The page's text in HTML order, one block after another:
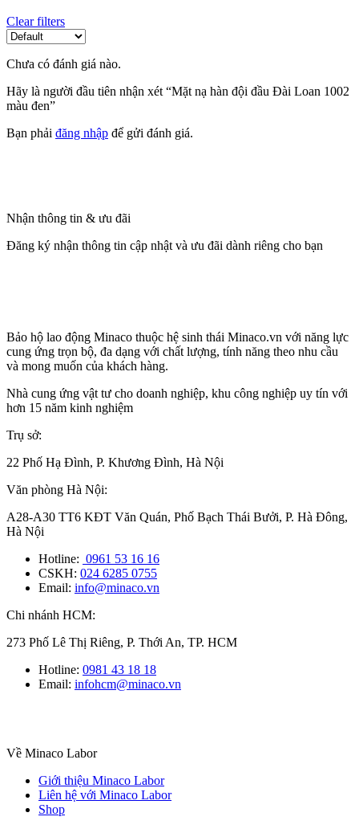
Clear filters
Chưa có đánh giá nào.
Hãy là người đầu tiên nhận xét “Mặt nạ hàn đội đầu Đài Loan 1002
màu đen”
Bạn phải đăng nhập để gửi đánh giá.
Nhận thông tin & ưu đãi
Đăng ký nhận thông tin cập nhật và ưu đãi dành riêng cho bạn
Bảo hộ lao động Minaco thuộc hệ sinh thái Minaco.vn với năng lực
cung ứng trọn bộ, đa dạng với chất lượng, tính năng theo nhu cầu
và mong muốn của khách hàng.
Nhà cung ứng vật tư cho doanh nghiệp, khu công nghiệp uy tín với
hơn 15 năm kinh nghiệm
Trụ sở:
22 Phố Hạ Đình, P. Khương Đình, Hà Nội
Văn phòng Hà Nội:
A28-A30 TT6 KĐT Văn Quán, Phố Bạch Thái Bưởi, P. Hà Đông,
Hà Nội
Hotline: 0961 53 16 16
CSKH: 024 6285 0755
Email: info@minaco.vn
Chi nhánh HCM:
273 Phố Lê Thị Riêng, P. Thới An, TP. HCM
Hotline: 0981 43 18 18
Email: infohcm@minaco.vn
Về Minaco Labor
Giới thiệu Minaco Labor
Liên hệ với Minaco Labor
Shop